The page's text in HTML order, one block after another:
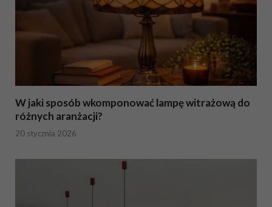
W jaki sposób wkomponować lampę witrażową do
różnych aranżacji?
20 stycznia 2026